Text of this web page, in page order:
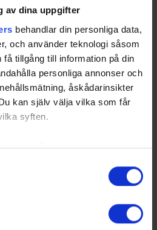
av dina uppgifter
behandlar din personliga data,
och använder teknologi såsom
tillgång till information på din
personliga annonser och
åskådarinsikter
kan själv välja vilka som får
syften.
även vilja:
på upp till flera meter
personliga uppgifter
2 0 4 -9
1
officiella app
till nyheter, livebevakning
favoritserier och lägga upp
För dina favoritlag kan du
när laget gör mål, i